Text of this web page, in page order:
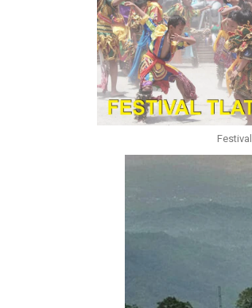
Festival